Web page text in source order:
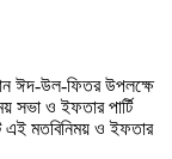
ঈদ-উল-ফিতর উপলক্ষে
সভা ও ইফতার পার্টি
এই মতবিনিময় ও ইফতার